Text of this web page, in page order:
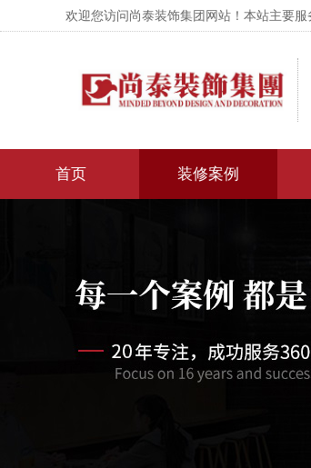
欢迎您访问尚泰装饰集团网站！本站主要
首页 装修案例